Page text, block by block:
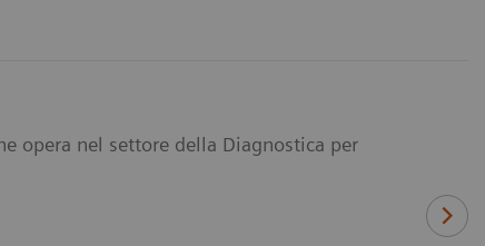
opera nel settore della Diagnostica per